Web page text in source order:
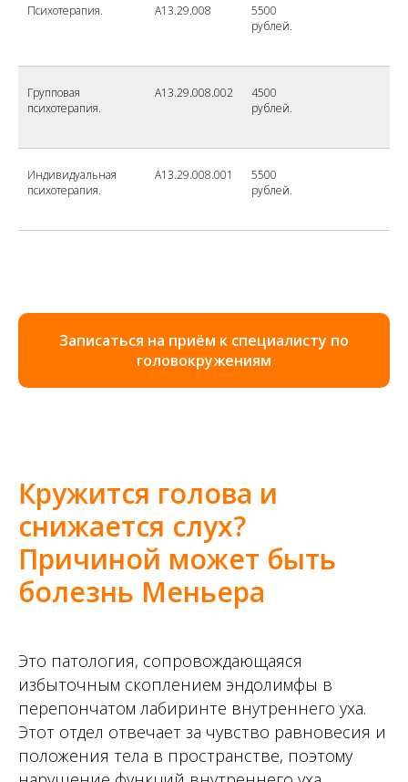
Психотерапия. A13.29.008
5500
рублей.
Групповая
психотерапия.
A13.29.008.002
4500
рублей.
Индивидуальная
психотерапия.
A13.29.008.001
5500
рублей.
Записаться на приём к специалисту по
головокружениям
Кружится голова и
снижается слух?
Причиной может быть
болезнь Меньера
Это патология, сопровождающаяся
избыточным скоплением эндолимфы в
перепончатом лабиринте внутреннего уха.
Этот отдел отвечает за чувство равновесия и
положения тела в пространстве, поэтому